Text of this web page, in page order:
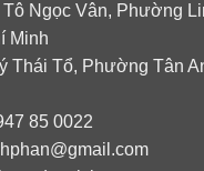
Tô Ngọc Vân, Phường
Minh
Thái Tổ, Phường Tân
85 0022